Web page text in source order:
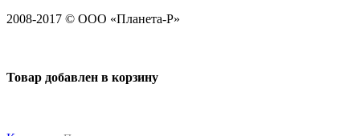
2008-2017 © ООО «Планета-Р»
Товар добавлен в корзину